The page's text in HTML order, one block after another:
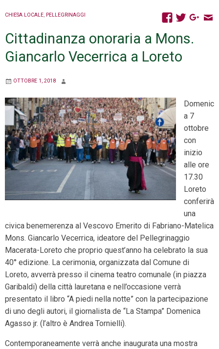
CHIESA LOCALE, PELLEGRINAGGI
Cittadinanza onoraria a Mons.
Giancarlo Vecerrica a Loreto
OTTOBRE 1, 2018
Domenic
a 7
ottobre
con
inizio
alle ore
17.30
Loreto
conferirà
una
civica benemerenza al Vescovo Emerito di Fabriano-Matelica
Mons. Giancarlo Vecerrica, ideatore del Pellegrinaggio
Macerata-Loreto che proprio quest’anno ha celebrato la sua
40° edizione. La cerimonia, organizzata dal Comune di
Loreto, avverrà presso il cinema teatro comunale (in piazza
Garibaldi) della città lauretana e nell’occasione verrà
presentato il libro “A piedi nella notte” con la partecipazione
di uno degli autori, il giornalista de “La Stampa” Domenica
Agasso jr. (l’altro è Andrea Tornielli).
Contemporaneamente verrà anche inaugurata una mostra